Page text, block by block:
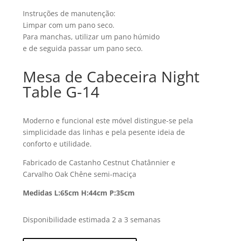
Instruções de manutenção:
Limpar com um pano seco.
Para manchas, utilizar um pano húmido
e de seguida passar um pano seco.
Mesa de Cabeceira Night
Table G-14
Moderno e funcional este móvel distingue-se pela
simplicidade das linhas e pela pesente ideia de
conforto e utilidade.
Fabricado de Castanho Cestnut Chatânnier e
Carvalho Oak Chêne semi-maciça
Medidas L:65cm H:44cm P:35cm
Disponibilidade estimada 2 a 3 semanas